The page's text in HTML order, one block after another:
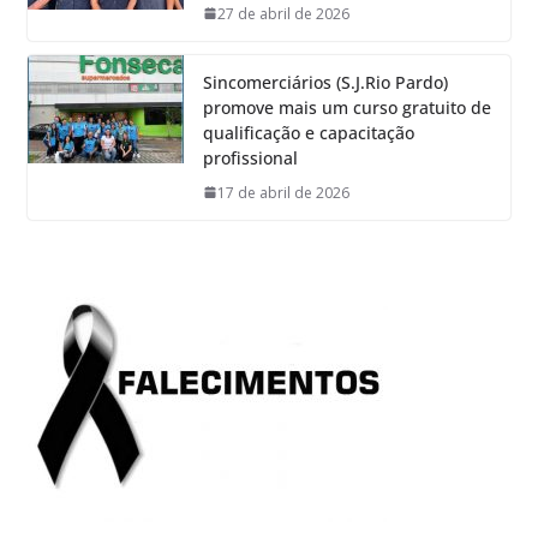
27 de abril de 2026
Sincomerciários (S.J.Rio Pardo)
promove mais um curso gratuito de
qualificação e capacitação
profissional
17 de abril de 2026